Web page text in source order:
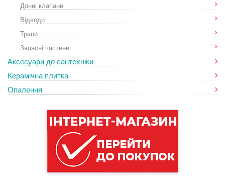
Донні клапани
Відводи
Трапи
Запасні частини
Аксесуари до сантехніки
Керамічна плитка
Опалення